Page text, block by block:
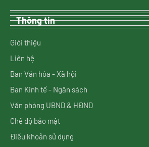
Thông tin
Giới thiệu
Liên hệ
Ban Văn hóa - Xã hội
Ban Kinh tế - Ngân sách
Văn phòng UBND & HĐND
Chế độ bảo mật
Điều khoản sử dụng